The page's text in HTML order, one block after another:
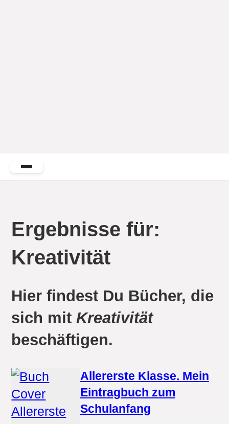
Ergebnisse für:
Kreativität
Hier findest Du Bücher, die
sich mitKreativität
beschäftigen.
Allererste Klasse. Mein
Eintragbuch zum
Schulanfang